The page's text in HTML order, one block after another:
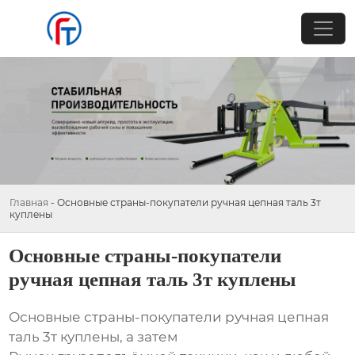
Главная - Основные страны-покупатели ручная цепная таль 3т
куплены
Основные страны-покупатели
ручная цепная таль 3т куплены
Основные страны-покупатели ручная цепная
таль 3т куплены, а затем